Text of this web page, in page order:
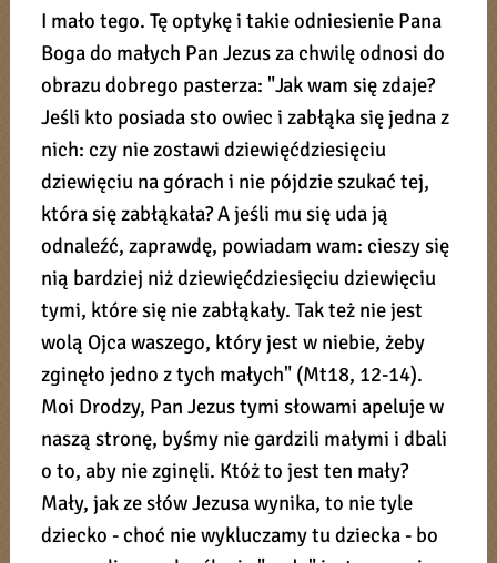
I mało tego. Tę optykę i takie odniesienie Pana
Boga do małych Pan Jezus za chwilę odnosi do
obrazu dobrego pasterza: "Jak wam się zdaje?
Jeśli kto posiada sto owiec i zabłąka się jedna z
nich: czy nie zostawi dziewięćdziesięciu
dziewięciu na górach i nie pójdzie szukać tej,
która się zabłąkała? A jeśli mu się uda ją
odnaleźć, zaprawdę, powiadam wam: cieszy się
nią bardziej niż dziewięćdziesięciu dziewięciu
tymi, które się nie zabłąkały. Tak też nie jest
wolą Ojca waszego, który jest w niebie, żeby
zginęło jedno z tych małych" (Mt18, 12-14).
Moi Drodzy, Pan Jezus tymi słowami apeluje w
naszą stronę, byśmy nie gardzili małymi i dbali
o to, aby nie zginęli. Któż to jest ten mały?
Mały, jak ze słów Jezusa wynika, to nie tyle
dziecko - choć nie wykluczamy tu dziecka - bo